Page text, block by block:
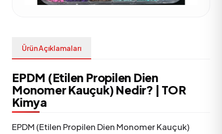
Ürün Açıklamaları
EPDM (Etilen Propilen Dien
Monomer Kauçuk) Nedir? | TOR
Kimya
EPDM (Etilen Propilen Dien Monomer Kauçuk)